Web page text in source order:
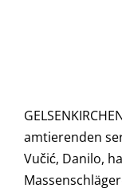
amtierenden
Vučić, Danilo,